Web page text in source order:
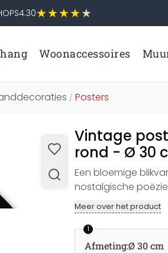
4.30
Woonaccessoires
/ Posters
Vintage
rond - Ø 30
Een bloemige
nostalgische
Meer over het product
1
Afmeting:Ø 30 cm